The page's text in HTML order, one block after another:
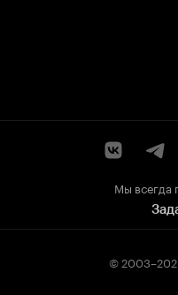
Мы всегда
©